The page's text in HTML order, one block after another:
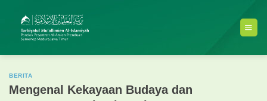
content
BERITA
Mengenal Kekayaan Budaya dan